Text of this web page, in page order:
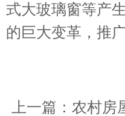
式大玻璃窗等产
的巨大变革，推
上一篇： 农村房